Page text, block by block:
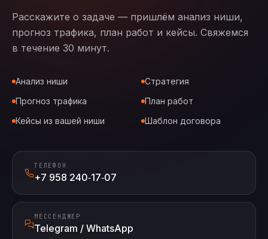
Расскажите о задаче — пришлём анализ ниши,
прогноз трафика, план работ и кейсы. Свяжемся
в течение 30 минут.
Анализ ниши
Стратегия
Прогноз трафика
План работ
Кейсы из вашей ниши
Шаблон договора
ТЕЛЕФОН
+7 958 240‑17‑07
МЕССЕНДЖЕР
Telegram / WhatsApp